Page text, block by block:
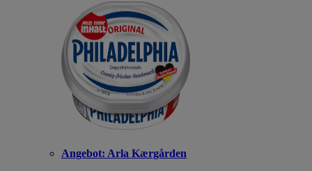
Angebot: Arla Kærgården